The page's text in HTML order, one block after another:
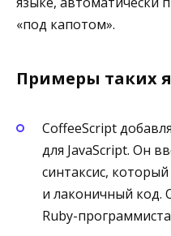
«под капотом».
Примеры таких
CoffeeScript
для JavaScript. Он
синтаксис,
и лаконичный код.
Ruby-